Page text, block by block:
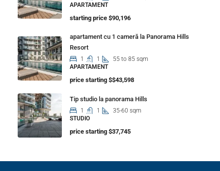
APARTAMENT
starting price $90,196
apartament cu 1 cameră la Panorama Hills
Resort
1 1
55 to 85 sqm
APARTAMENT
price starting $$43,598
Tip studio la panorama Hills
1 1
35-60 sqm
STUDIO
price starting $37,745